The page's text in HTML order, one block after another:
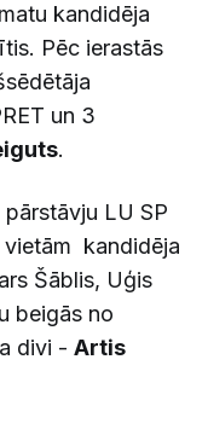
kandidēja
Pēc ierastās
un 3
.
LU SP
kandidēja
Šāblis, Uģis
beigās no
divi - Artis